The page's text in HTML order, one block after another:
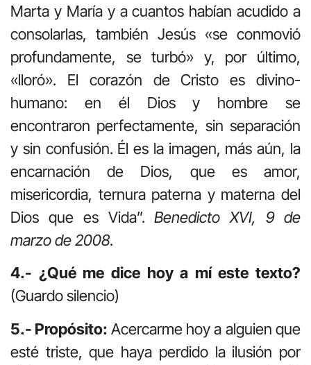
Marta y María y a cuantos habían acudido a
consolarlas, también Jesús «se conmovió
profundamente, se turbó» y, por último,
«lloró». El corazón de Cristo es divino-
humano: en él Dios y hombre se
encontraron perfectamente, sin separación
y sin confusión. Él es la imagen, más aún, la
encarnación de Dios, que es amor,
misericordia, ternura paterna y materna del
Dios que es Vida”.Benedicto XVI, 9 de
marzo de 2008.
4.- ¿Qué me dice hoy a mí este texto?
(Guardo silencio)
5.- Propósito: Acercarme hoy a alguien que
esté triste, que haya perdido la ilusión por